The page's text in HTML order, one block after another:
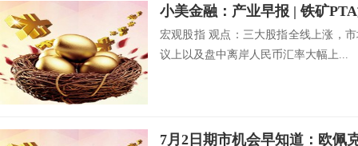
宏观股指 观点：三大股指全线上涨，
议上以及盘中离岸人民币汇率大幅上...